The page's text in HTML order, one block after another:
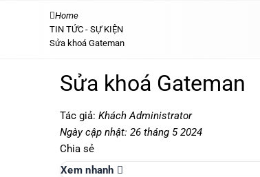
Home
TIN TỨC - SỰ KIỆN
Sửa khoá Gateman
Sửa khoá Gateman
Tác giả: Khách Administrator
Ngày cập nhật: 26 tháng 5 2024
Chia sẻ
Xem nhanh